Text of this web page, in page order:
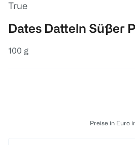
True
Dates Datteln Süßer
100 g
Preise in Euro